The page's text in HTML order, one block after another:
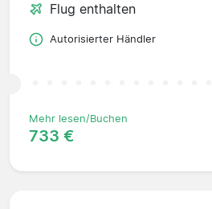
Flug enthalten
Autorisierter Händler
Mehr lesen/Buchen
733 €